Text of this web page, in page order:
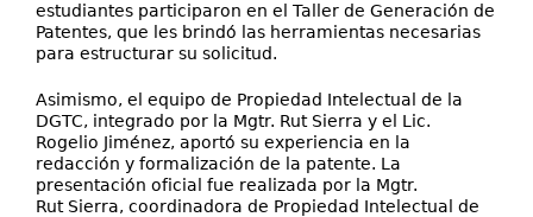
estudiantes participaron en el Taller de Generación de
Patentes, que les brindó las herramientas necesarias
para estructurar su solicitud.
Asimismo, el equipo de Propiedad Intelectual de la
DGTC, integrado por la Mgtr. Rut Sierra y el Lic.
Rogelio Jiménez, aportó su experiencia en la
redacción y formalización de la patente. La
presentación oficial fue realizada por la Mgtr.
Rut Sierra, coordinadora de Propiedad Intelectual de